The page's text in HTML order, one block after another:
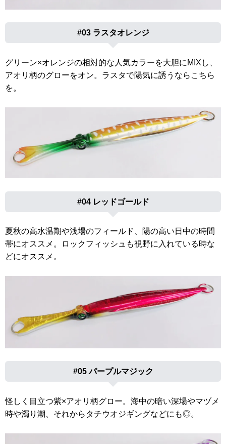
#03 ラスタオレンジ
グリーン×オレンジの相対的な人気カラーを大胆にMIXし、
アオリ柄のグローをオン。ラスタで陽気に誘うならこちら
を。
#04 レッドゴールド
夏秋の高水温期や浅場のフィールド、陽の高い日中の時間
帯にオススメ。ロックフィッシュも視野に入れている時な
どにオススメ。
#05 パープルマジック
怪しく目立つ紫×アオリ柄グロー。海中の暗い深場やマヅメ
時や濁り潮、それからタチウオジギングなどにも◎。